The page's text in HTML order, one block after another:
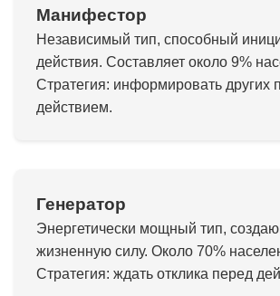
Манифестор
Независимый тип, способный
действия. Составляет около 9%
Стратегия: информировать других
действием.
Генератор
Энергетически мощный тип,
жизненную силу. Около 70%
Стратегия: ждать отклика перед